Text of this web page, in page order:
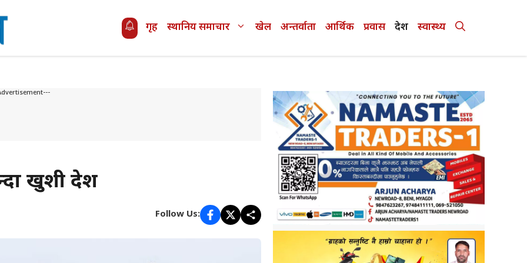
गृह स्थानिय समाचार खेल अन्तर्वाता आर्थिक प्रवास देश स्वास्थ्य
खुशी देश
Follow Us: